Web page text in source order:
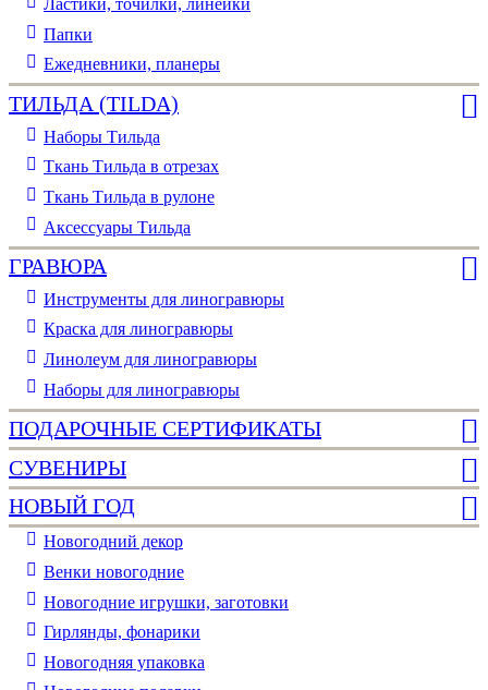
Ластики, точилки, линейки
Папки
Ежедневники, планеры
ТИЛЬДА (TILDA)
Наборы Тильда
Ткань Тильда в отрезах
Ткань Тильда в рулоне
Аксессуары Тильда
ГРАВЮРА
Инструменты для линогравюры
Краска для линогравюры
Линолеум для линогравюры
Наборы для линогравюры
ПОДАРОЧНЫЕ СЕРТИФИКАТЫ
СУВЕНИРЫ
НОВЫЙ ГОД
Новогодний декор
Венки новогодние
Новогодние игрушки, заготовки
Гирлянды, фонарики
Новогодняя упаковка